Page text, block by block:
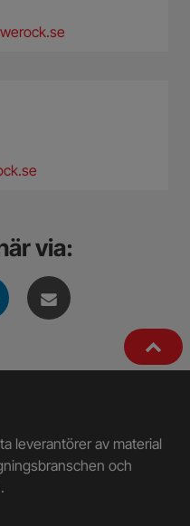
via:
leverantörer av material
och